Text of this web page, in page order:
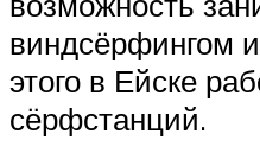
виндсёрфингом
этого в Ейске
сёрфстанций.